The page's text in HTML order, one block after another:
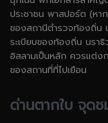
ประชาชน พาสปอร์ต (หาก
ของสถานีตำรวจท้องถิ่น
ระเบียบของท้องถิ่น นรา
อิสลามเป็นหลัก ควรแต่ง
ของสถานที่ที่ไปเยือน
ด่านตากใบ จุด